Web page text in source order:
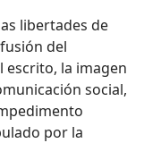
libertades de
del
escrito, la imagen
social,
por la